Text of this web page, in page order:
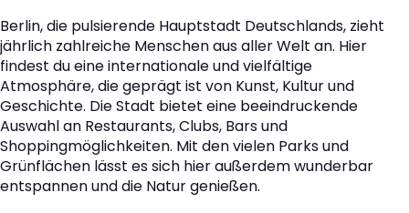
Berlin, die pulsierende Hauptstadt Deutschlands, zieht
jährlich zahlreiche Menschen aus aller Welt an. Hier
findest du eine internationale und vielfältige
Atmosphäre, die geprägt ist von Kunst, Kultur und
Geschichte. Die Stadt bietet eine beeindruckende
Auswahl an Restaurants, Clubs, Bars und
Shoppingmöglichkeiten. Mit den vielen Parks und
Grünflächen lässt es sich hier außerdem wunderbar
entspannen und die Natur genießen.